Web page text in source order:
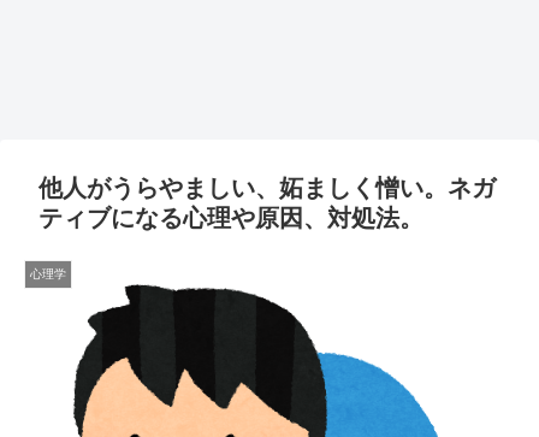
他人がうらやましい、妬ましく憎い。ネガ
ティブになる心理や原因、対処法。
心理学